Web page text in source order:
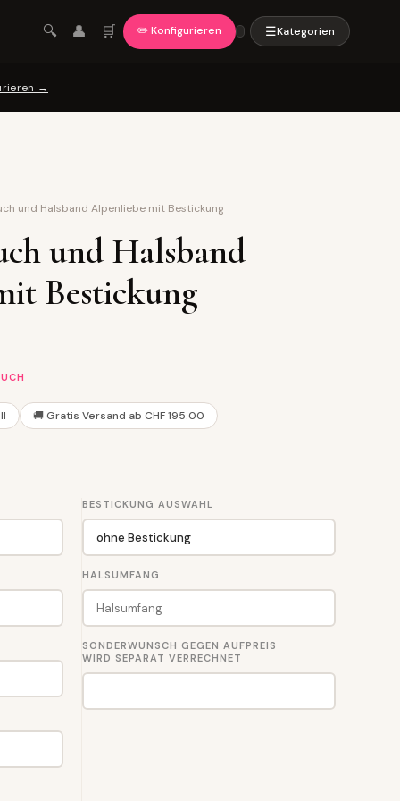
🔍 👤 🛒 ✏️ Konfigurieren ☰Kategorien
→
und Halsband Alpenliebe mit Bestickung
und Halsband
Bestickung
🚚 Gratis Versand ab CHF 195.00
BESTICKUNG AUSWAHL
HALSUMFANG
SONDERWUNSCH GEGEN AUFPREIS
WIRD SEPARAT VERRECHNET